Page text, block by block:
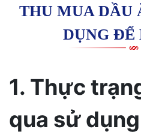
THU MUA DẦU
DỤNG ĐỂ
1. Thực
qua sử